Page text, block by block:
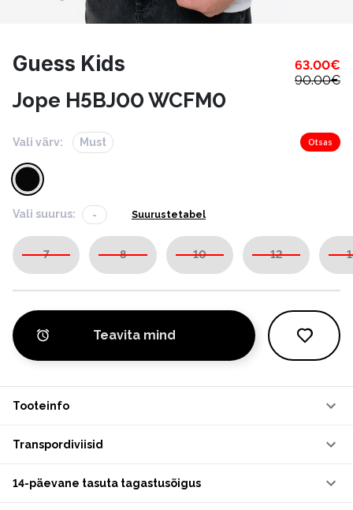
Guess Kids 63.00€
90.00€
Jope H5BJ00 WCFM0
Vali värv: Must Otsas
Vali suurus: - Suurustetabel
7 8 10 12
Teavita mind
Tooteinfo
Transpordiviisid
14-päevane tasuta tagastusõigus